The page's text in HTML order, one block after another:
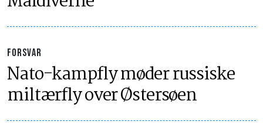
FORSVAR
Nato-kampfly møder russiske
miltærfly over Østersøen